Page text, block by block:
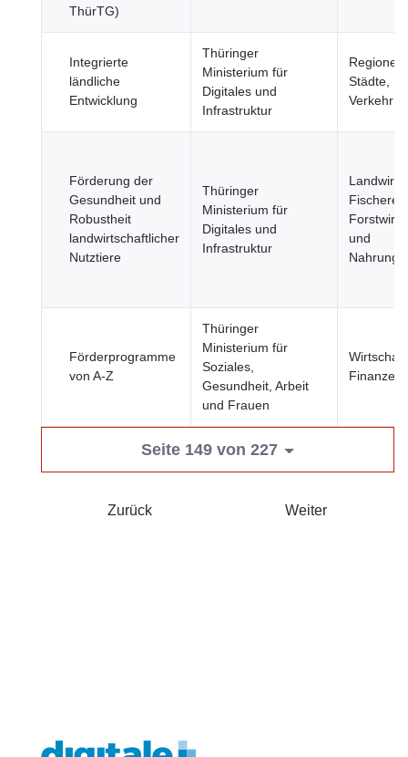
ThürTG)
Integrierte
ländliche
Entwicklung
Thüringer
Ministerium für
Digitales und
Infrastruktur
Regionen
Städte,
Verkehr
Förderung der
Gesundheit und
Robustheit
landwirtschaftlicher
Nutztiere
Thüringer
Ministerium für
Digitales und
Infrastruktur
Fischerei,
und
Förderprogramme
von A-Z
Thüringer
Ministerium für
Soziales,
Gesundheit, Arbeit
und Frauen
Finanzen
Seite 149 von 227
Zurück Weiter